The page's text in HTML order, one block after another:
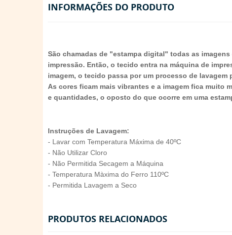
INFORMAÇÕES DO PRODUTO
São chamadas de "estampa digital" todas as
impressão. Então, o tecido entra na máquina de
imagem, o tecido passa por um processo de
As cores ficam mais vibrantes e a imagem fica muito
e quantidades, o oposto do que ocorre em uma
Instruções de Lavagem:
- Lavar com Temperatura Máxima de 40ºC
- Não Utilizar Cloro
- Não Permitida Secagem a Máquina
- Temperatura Màxima do Ferro 110ºC
- Permitida Lavagem a Seco
PRODUTOS RELACIONADOS